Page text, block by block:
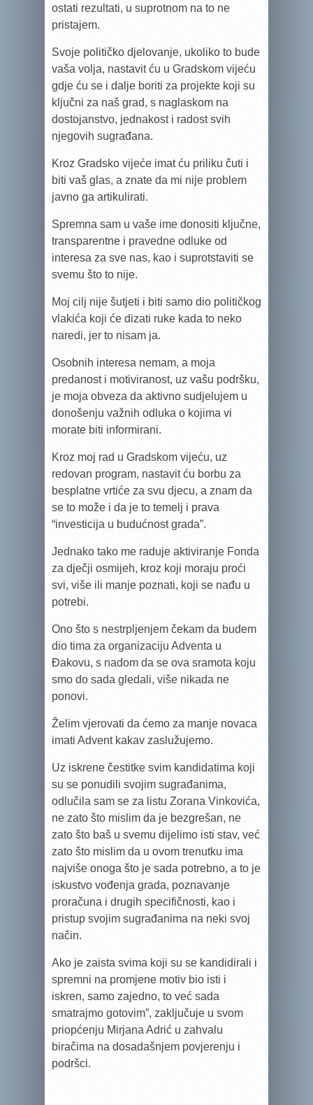
ostati rezultati, u suprotnom na to ne
pristajem.
Svoje političko djelovanje, ukoliko to bude
vaša volja, nastavit ću u Gradskom vijeću
gdje ću se i dalje boriti za projekte koji su
ključni za naš grad, s naglaskom na
dostojanstvo, jednakost i radost svih
njegovih sugrađana.
Kroz Gradsko vijeće imat ću priliku čuti i
biti vaš glas, a znate da mi nije problem
javno ga artikulirati.
Spremna sam u vaše ime donositi ključne,
transparentne i pravedne odluke od
interesa za sve nas, kao i suprotstaviti se
svemu što to nije.
Moj cilj nije šutjeti i biti samo dio političkog
vlakića koji će dizati ruke kada to neko
naredi, jer to nisam ja.
Osobnih interesa nemam, a moja
predanost i motiviranost, uz vašu podršku,
je moja obveza da aktivno sudjelujem u
donošenju važnih odluka o kojima vi
morate biti informirani.
Kroz moj rad u Gradskom vijeću, uz
redovan program, nastavit ću borbu za
besplatne vrtiće za svu djecu, a znam da
se to može i da je to temelj i prava
“investicija u budućnost grada”.
Jednako tako me raduje aktiviranje Fonda
za dječji osmijeh, kroz koji moraju proći
svi, više ili manje poznati, koji se nađu u
potrebi.
Ono što s nestrpljenjem čekam da budem
dio tima za organizaciju Adventa u
Đakovu, s nadom da se ova sramota koju
smo do sada gledali, više nikada ne
ponovi.
Želim vjerovati da ćemo za manje novaca
imati Advent kakav zaslužujemo.
Uz iskrene čestitke svim kandidatima koji
su se ponudili svojim sugrađanima,
odlučila sam se za listu Zorana Vinkovića,
ne zato što mislim da je bezgrešan, ne
zato što baš u svemu dijelimo isti stav, već
zato što mislim da u ovom trenutku ima
najviše onoga što je sada potrebno, a to je
iskustvo vođenja grada, poznavanje
proračuna i drugih specifičnosti, kao i
pristup svojim sugrađanima na neki svoj
način.
Ako je zaista svima koji su se kandidirali i
spremni na promjene motiv bio isti i
iskren, samo zajedno, to već sada
smatrajmo gotovim”, zaključuje u svom
priopćenju Mirjana Adrić u zahvalu
biračima na dosadašnjem povjerenju i
podršci.